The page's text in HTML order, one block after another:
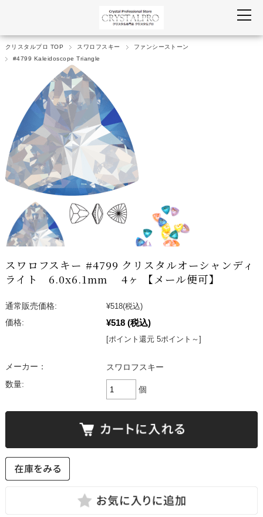
クリスタルプロ TOP スワロフスキー
ファンシーストーン
#4799 Kaleidoscope Triangle
スワロフスキー #4799 クリスタルオーシャンディ
ライト 6.0x6.1mm 4ヶ 【メール便可】
通常販売価格: ¥518(税込)
価格:
¥518 (税込)
[ポイント還元 5ポイント～]
メーカー：
スワロフスキー
数量:
個